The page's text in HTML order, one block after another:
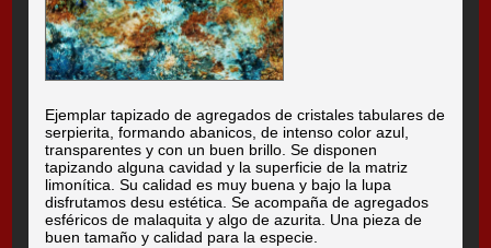
Ejemplar tapizado de agregados de cristales tabulares de
serpierita, formando abanicos, de intenso color azul,
transparentes y con un buen brillo. Se disponen
tapizando alguna cavidad y la superficie de la matriz
limonítica. Su calidad es muy buena y bajo la lupa
disfrutamos desu estética. Se acompaña de agregados
esféricos de malaquita y algo de azurita. Una pieza de
buen tamaño y calidad para la especie.